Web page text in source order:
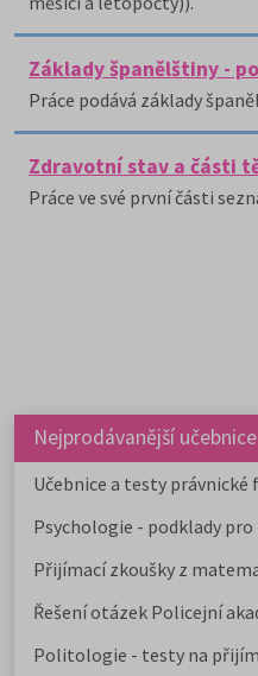
Základy španělštiny -
Práce podává základy
Zdravotní stav a části
Práce ve své první části
Nejprodávanější učebnice
Učebnice a testy právnické
Psychologie - podklady
Přijímací zkoušky z
Řešení otázek Policejní
Politologie - testy na